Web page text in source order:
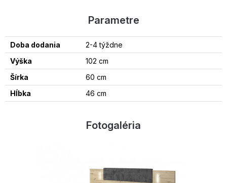
Parametre
Doba dodania
2-4 týždne
Výška
102 cm
Šírka
60 cm
Hĺbka
46 cm
Fotogaléria